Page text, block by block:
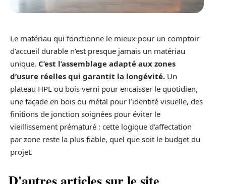
Le matériau qui fonctionne le mieux pour un comptoir
d’accueil durable n’est presque jamais un matériau
unique. C’est l’assemblage adapté aux zones
d’usure réelles qui garantit la longévité. Un
plateau HPL ou bois verni pour encaisser le quotidien,
une façade en bois ou métal pour l’identité visuelle, des
finitions de jonction soignées pour éviter le
vieillissement prématuré : cette logique d’affectation
par zone reste la plus fiable, quel que soit le budget du
projet.